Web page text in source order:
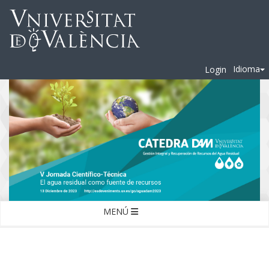
Login Idioma
MENÚ